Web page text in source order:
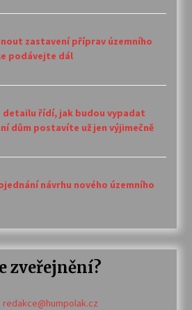
zastavení příprav územního
podávejte dál
detailu řídí, jak budou vypadat
dům postavíte už jen výjimečně
návrhu nového územního
zveřejnění?
redakce@humpolak.cz